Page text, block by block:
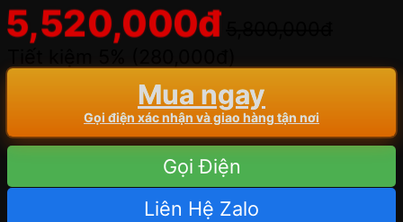
5,520,000đ
Mua ngay
Gọi điện xác nhận và giao hàng tận nơi
Gọi Điện
Liên Hệ Zalo